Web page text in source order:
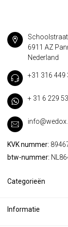
6911 AZ
Nederland
+31 316 449
+ 31 6 229
KVK nummer:
btw-nummer:
Categorieën
Informatie